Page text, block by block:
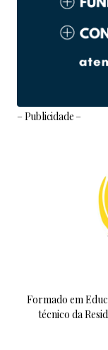
– Publicidade –
Formado em
técnico da